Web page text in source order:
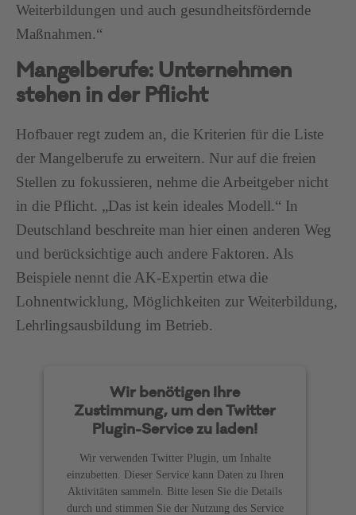
Weiterbildungen und auch gesundheitsfördernde
Maßnahmen.“
Mangelberufe: Unternehmen
stehen in der Pflicht
Hofbauer regt zudem an, die Kriterien für die Liste
der Mangelberufe zu erweitern. Nur auf die freien
Stellen zu fokussieren, nehme die Arbeitgeber nicht
in die Pflicht. „Das ist kein ideales Modell.“ In
Deutschland beschreite man hier einen anderen Weg
und berücksichtige auch andere Faktoren. Als
Beispiele nennt die AK-Expertin etwa die
Lohnentwicklung, Möglichkeiten zur Weiterbildung,
Lehrlingsausbildung im Betrieb.
Wir benötigen Ihre
Zustimmung, um den Twitter
Plugin-Service zu laden!
Wir verwenden Twitter Plugin, um Inhalte
einzubetten. Dieser Service kann Daten zu Ihren
Aktivitäten sammeln. Bitte lesen Sie die Details
durch und stimmen Sie der Nutzung des Service